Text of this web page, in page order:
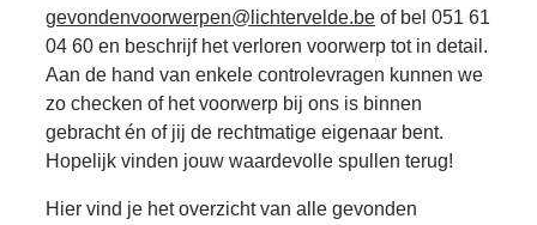
gevondenvoorwerpen@lichtervelde.be of bel 051 61
04 60 en beschrijf het verloren voorwerp tot in detail.
Aan de hand van enkele controlevragen kunnen we
zo checken of het voorwerp bij ons is binnen
gebracht én of jij de rechtmatige eigenaar bent.
Hopelijk vinden jouw waardevolle spullen terug!
Hier vind je het overzicht van alle gevonden